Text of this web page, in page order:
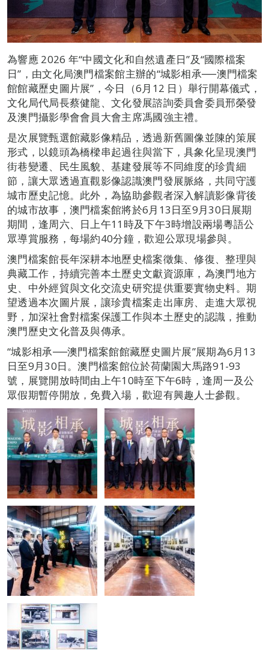
為響應 2026 年“中國文化和自然遺產日”及“國際檔案
日”，由文化局澳門檔案館主辦的“城影相承──澳門檔案
館館藏歷史圖片展”，今日（6月12 日）舉行開幕儀式，
文化局代局長蔡健龍、文化發展諮詢委員會委員邢榮發
及澳門攝影學會會員大會主席馮國強主禮。
是次展覽甄選館藏影像精品，透過新舊圖像並陳的策展
形式，以鏡頭為橋樑串起過往與當下，具象化呈現澳門
街巷變遷、民生風貌、基建發展等不同維度的珍貴細
節，讓大眾透過直觀影像認識澳門發展脈絡，共同守護
城市歷史記憶。此外，為協助參觀者深入解讀影像背後
的城市故事，澳門檔案館將於6月13日至9月30日展期
期間，逢周六、日上午11時及下午3時增設兩場粵語公
眾導賞服務，每場約40分鐘，歡迎公眾現場參與。
澳門檔案館長年深耕本地歷史檔案徵集、修復、整理與
典藏工作，持續完善本土歷史文獻資源庫，為澳門地方
史、中外經貿與文化交流史研究提供重要實物史料。期
望透過本次圖片展，讓珍貴檔案走出庫房、走進大眾視
野，加深社會對檔案保護工作與本土歷史的認識，推動
澳門歷史文化普及與傳承。
“城影相承──澳門檔案館館藏歷史圖片展”展期為6月13
日至9月30日。澳門檔案館位於荷蘭園大馬路91-93
號，展覽開放時間由上午10時至下午6時，逢周一及公
眾假期暫停開放，免費入場，歡迎有興趣人士參觀。